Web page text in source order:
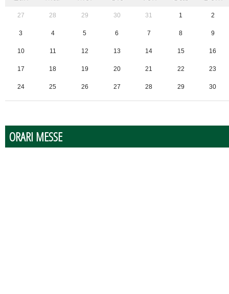
27 28 29 30 31 1 2
3 4 5 6 7 8 9
10 11 12 13 14 15 16
17 18 19 20 21 22 23
24 25 26 27 28 29 30
ORARI MESSE